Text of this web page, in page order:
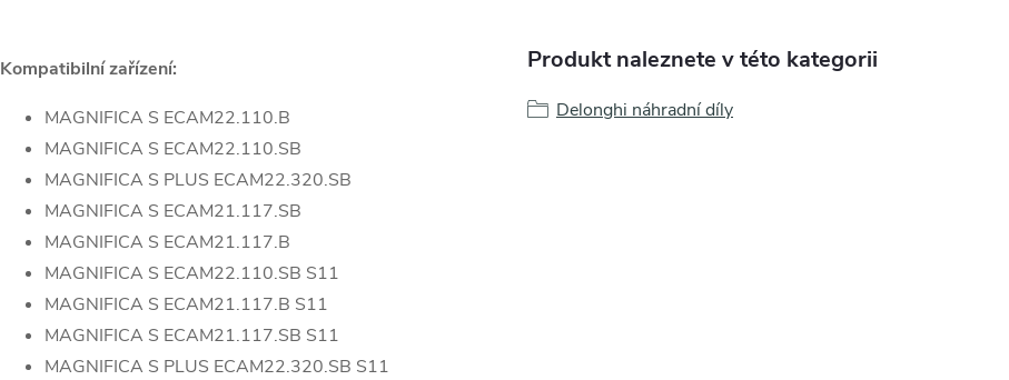
Kompatibilní zařízení:
MAGNIFICA S ECAM22.110.B
MAGNIFICA S ECAM22.110.SB
MAGNIFICA S PLUS ECAM22.320.SB
MAGNIFICA S ECAM21.117.SB
MAGNIFICA S ECAM21.117.B
MAGNIFICA S ECAM22.110.SB S11
MAGNIFICA S ECAM21.117.B S11
MAGNIFICA S ECAM21.117.SB S11
MAGNIFICA S PLUS ECAM22.320.SB S11
Produkt naleznete v této kategorii
Delonghi náhradní díly